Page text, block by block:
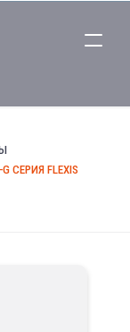
СЕРИЯ FLEXIS